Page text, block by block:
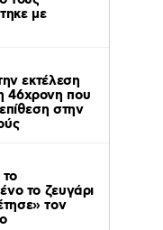
με
εκτέλεση
46χρονη που
στην
το ζευγάρι
τον